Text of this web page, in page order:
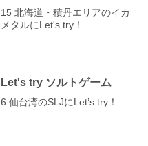
15 北海道・積丹エリアのイカ
メタルにLet's try！
Let's try ソルトゲーム
6 仙台湾のSLJにLet’s try！